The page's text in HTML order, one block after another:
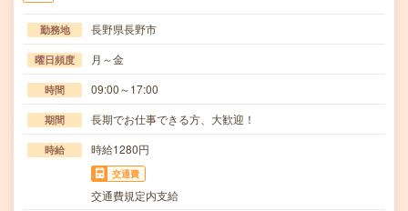
勤務地 長野県長野市
曜日頻度 月～金
時間 09:00～17:00
期間 長期でお仕事できる方、大歓迎！
時給 時給1280円
交通費
交通費規定内支給